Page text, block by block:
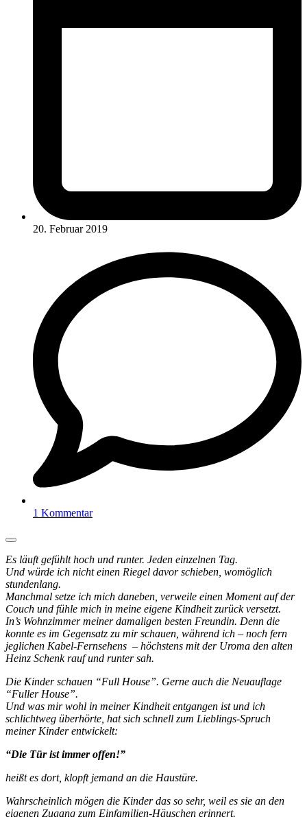
20. Februar 2019
1 Kommentar
Es läuft gefühlt hoch und runter. Jeden einzelnen Tag.
Und würde ich nicht einen Riegel davor schieben, womöglich
stundenlang.
Manchmal setze ich mich daneben, verweile einen Moment auf der
Couch und fühle mich in meine eigene Kindheit zurück versetzt.
In’s Wohnzimmer meiner damaligen besten Freundin. Denn die
konnte es im Gegensatz zu mir schauen, während ich – noch fern
jeglichen Kabel-Fernsehens – höchstens mit der Uroma den alten
Heinz Schenk rauf und runter sah.
Die Kinder schauen “Full House”. Gerne auch die Neuauflage
“Fuller House”.
Und was mir wohl in meiner Kindheit entgangen ist und ich
schlichtweg überhörte, hat sich schnell zum Lieblings-Spruch
meiner Kinder entwickelt:
“Die Tür ist immer offen!”
heißt es dort, klopft jemand an die Haustüre.
Wahrscheinlich mögen die Kinder das so sehr, weil es sie an den
eigenen Zugang zum Einfamilien-Häuschen erinnert.